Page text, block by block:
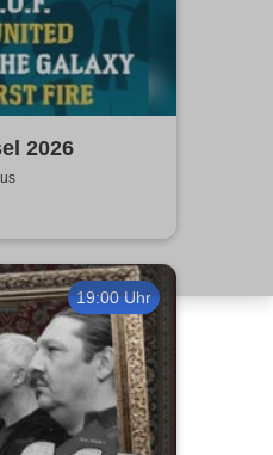
2026
19:00 Uhr